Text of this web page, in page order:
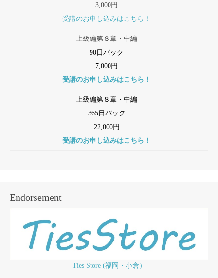
3,000円
受講のお申し込みはこちら！
上級編第８章・中編
90日パック
7,000円
受講のお申し込みはこちら！
上級編第８章・中編
365日パック
22,000円
受講のお申し込みはこちら！
Endorsement
Ties Store (福岡・小倉）